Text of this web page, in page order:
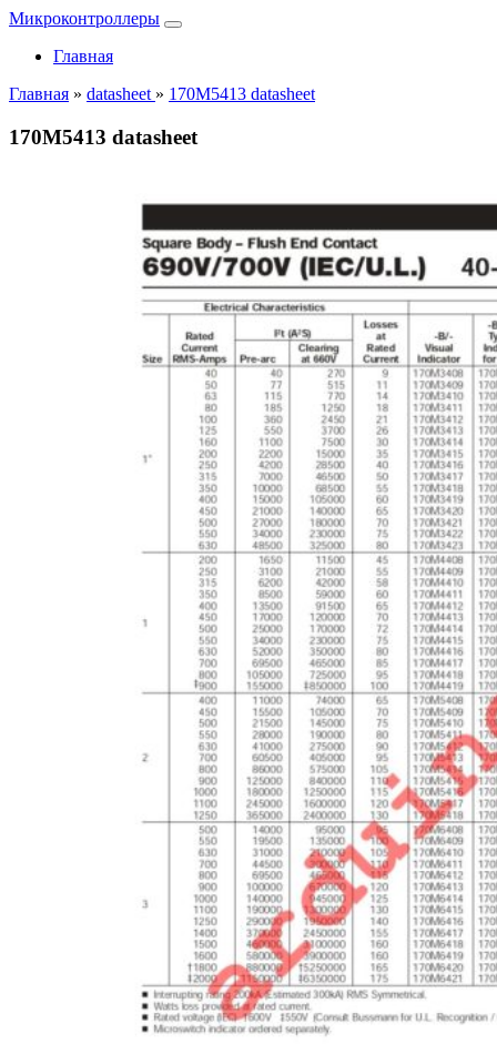
Микроконтроллеры
Главная
Главная » datasheet » 170M5413 datasheet
170M5413 datasheet